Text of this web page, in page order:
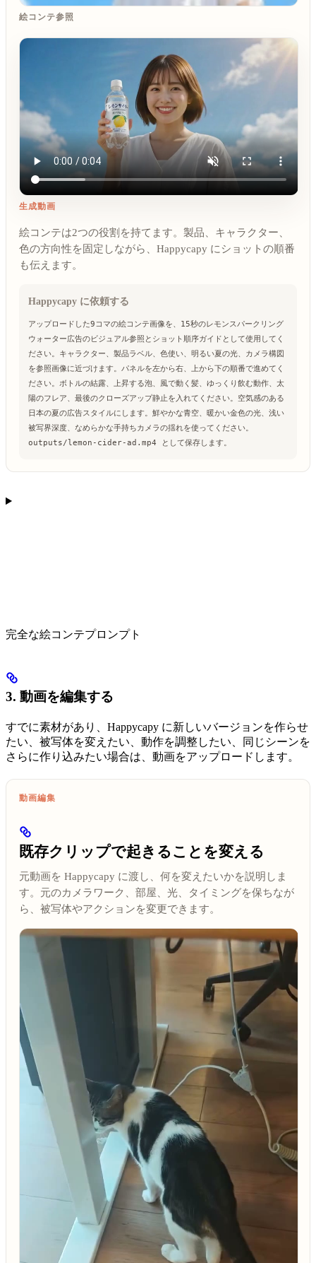
絵コンテ参照
生成動画
絵コンテは2つの役割を持てます。製品、キャラクター、
色の方向性を固定しながら、Happycapy にショットの順番
も伝えます。
Happycapy に依頼する
アップロードした9コマの絵コンテ画像を、15秒のレモンスパークリング
ウォーター広告のビジュアル参照とショット順序ガイドとして使用してく
ださい。 キャラクター、製品ラベル、色使い、明るい夏の光、カメラ構図
を参照画像に近づけます。パネルを左から右、上から下の順番で進めてく
ださい。ボトルの結露、上昇する泡、風で動く髪、ゆっくり飲む動作、太
陽のフレア、最後のクローズアップ静止を入れてください。 空気感のある
日本の夏の広告スタイルにします。鮮やかな青空、暖かい金色の光、浅い
被写界深度、なめらかな手持ちカメラの揺れを使ってください。
outputs/lemon-cider-ad.mp4 として保存します。
完全な絵コンテプロンプト
3. 動画を編集する
すでに素材があり、Happycapy に新しいバージョンを作らせ
たい、被写体を変えたい、動作を調整したい、同じシーンを
さらに作り込みたい場合は、動画をアップロードします。
動画編集
既存クリップで起きることを変える
元動画を Happycapy に渡し、何を変えたいかを説明しま
す。元のカメラワーク、部屋、光、タイミングを保ちなが
ら、被写体やアクションを変更できます。